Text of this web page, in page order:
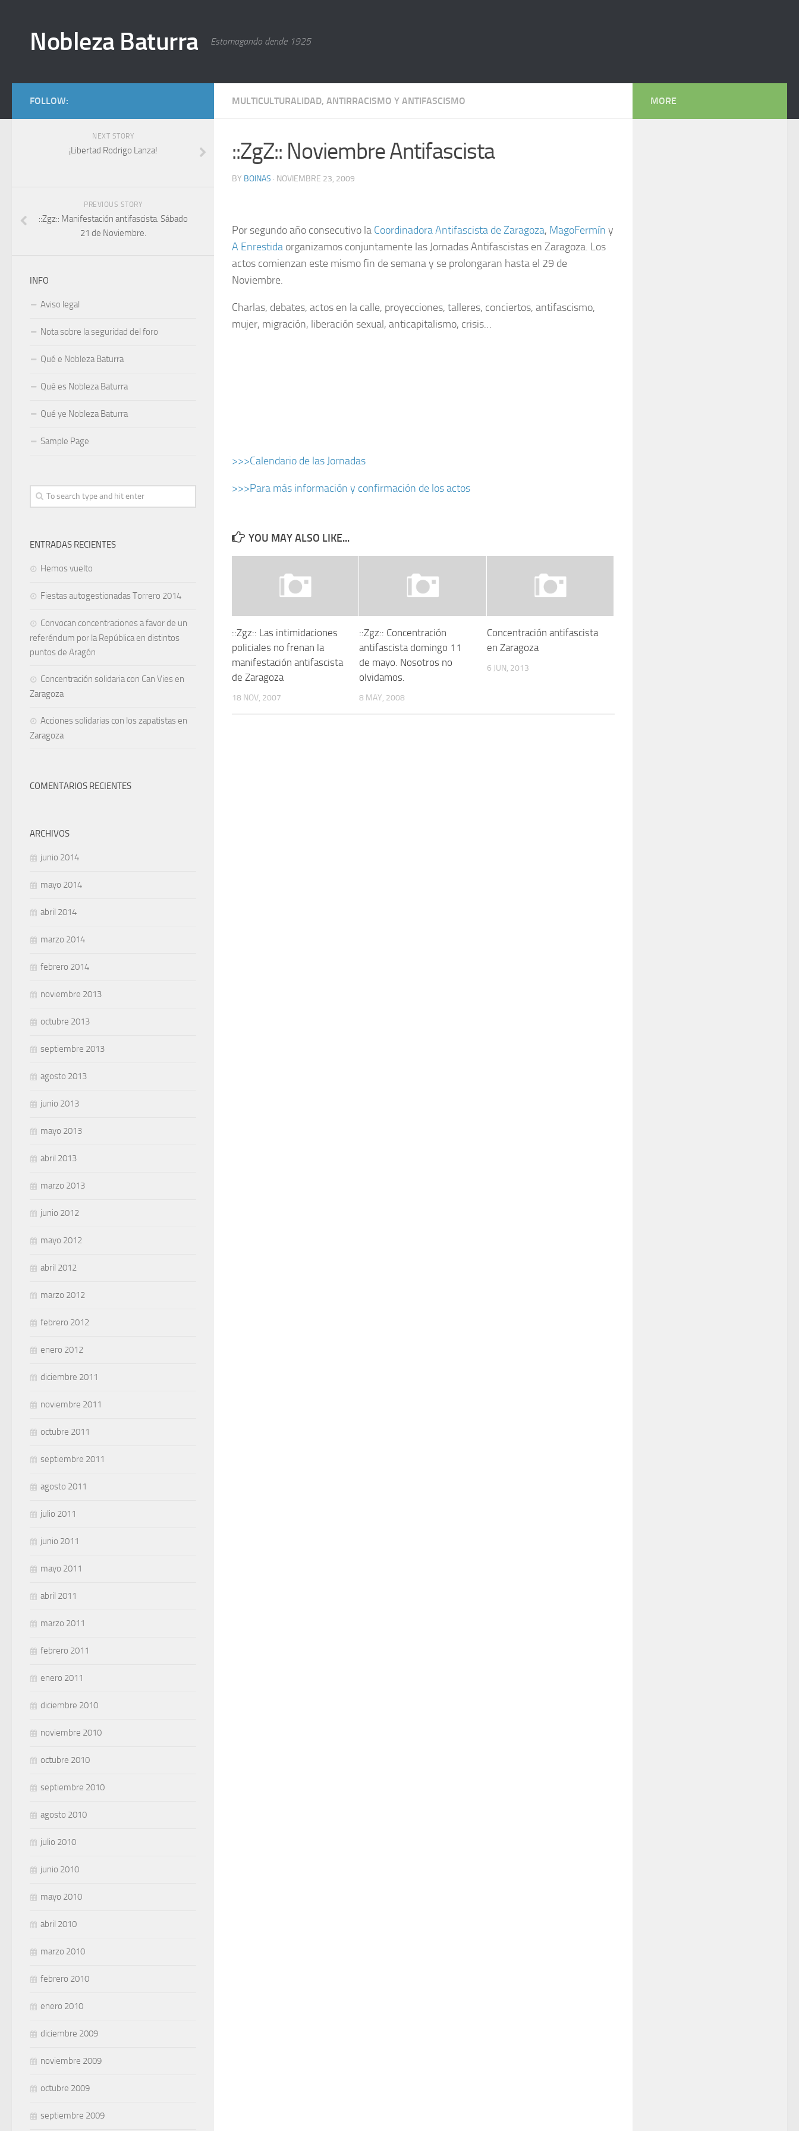
Nobleza Baturra Estomagando dende 1925
MULTICULTURALIDAD, ANTIRRACISMO Y ANTIFASCISMO
::ZgZ:: Noviembre Antifascista
BY BOINAS · NOVIEMBRE 23, 2009
Por segundo año consecutivo la Coordinadora Antifascista de Zaragoza, MagoFermín y
A Enrestida organizamos conjuntamente las Jornadas Antifascistas en Zaragoza. Los
actos comienzan este mismo fin de semana y se prolongaran hasta el 29 de
Noviembre.
Charlas, debates, actos en la calle, proyecciones, talleres, conciertos, antifascismo,
mujer, migración, liberación sexual, anticapitalismo, crisis…
>>>Calendario de las Jornadas
>>>Para más información y confirmación de los actos
YOU MAY ALSO LIKE...
::Zgz:: Las intimidaciones
policiales no frenan la
manifestación antifascista
de Zaragoza
18 NOV, 2007
::Zgz:: Concentración
antifascista domingo 11
de mayo. Nosotros no
olvidamos.
8 MAY, 2008
Concentración antifascista
en Zaragoza
6 JUN, 2013
FOLLOW:
NEXT STORY
¡Libertad Rodrigo Lanza!
PREVIOUS STORY
::Zgz:: Manifestación antifascista. Sábado
21 de Noviembre.
INFO
Aviso legal
Nota sobre la seguridad del foro
Qué e Nobleza Baturra
Qué es Nobleza Baturra
Qué ye Nobleza Baturra
Sample Page
ENTRADAS RECIENTES
Hemos vuelto
Fiestas autogestionadas Torrero 2014
Convocan concentraciones a favor de un
referéndum por la República en distintos
puntos de Aragón
Concentración solidaria con Can Vies en
Zaragoza
Acciones solidarias con los zapatistas en
Zaragoza
COMENTARIOS RECIENTES
ARCHIVOS
junio 2014
mayo 2014
abril 2014
marzo 2014
febrero 2014
noviembre 2013
octubre 2013
septiembre 2013
agosto 2013
junio 2013
mayo 2013
abril 2013
marzo 2013
junio 2012
mayo 2012
abril 2012
marzo 2012
febrero 2012
enero 2012
diciembre 2011
noviembre 2011
octubre 2011
septiembre 2011
agosto 2011
julio 2011
junio 2011
mayo 2011
abril 2011
marzo 2011
febrero 2011
enero 2011
diciembre 2010
noviembre 2010
octubre 2010
septiembre 2010
agosto 2010
julio 2010
junio 2010
mayo 2010
abril 2010
marzo 2010
febrero 2010
enero 2010
diciembre 2009
noviembre 2009
octubre 2009
septiembre 2009
MORE